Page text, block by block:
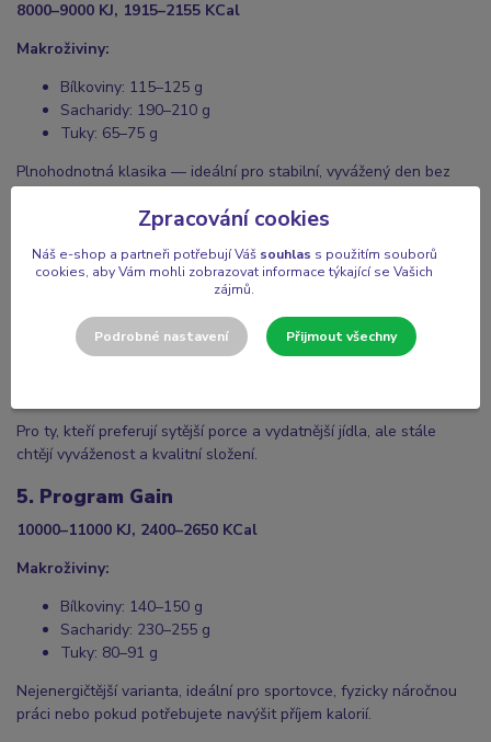
8000–9000 KJ, 1915–2155 KCal
Makroživiny:
Bílkoviny: 115–125 g
Sacharidy: 190–210 g
Tuky: 65–75 g
Plnohodnotná klasika — ideální pro stabilní, vyvážený den bez
4. Program Classic+
9000–10000 KJ, 2155–2395 KCal
Bílkoviny: 125–140 g
Pro ty, kteří preferují sytější porce a vydatnější jídla, ale stále
chtějí vyváženost a kvalitní složení.
5. Program Gain
10000–11000 KJ, 2400–2650 KCal
Makroživiny:
Bílkoviny: 140–150 g
Sacharidy: 230–255 g
Tuky: 80–91 g
Nejenergičtější varianta, ideální pro sportovce, fyzicky náročnou
práci nebo pokud potřebujete navýšit příjem kalorií.
Zpracování cookies
Náš e-shop a partneři potřebují Váš souhlas s použitím souborů
cookies, aby Vám mohli zobrazovat informace týkající se Vašich
zájmů.
Podrobné nastavení Přijmout všechny